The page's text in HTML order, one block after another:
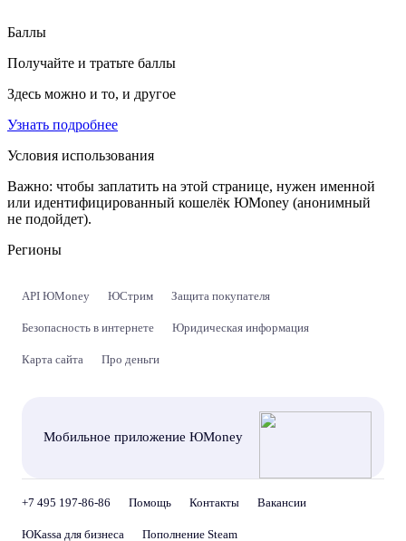
Баллы
Получайте и тратьте баллы
Здесь можно и то, и другое
Узнать подробнее
Условия использования
Важно: чтобы заплатить на этой странице, нужен именной
или идентифицированный кошелёк ЮMoney (анонимный
не подойдет).
Регионы
API ЮMoney ЮСтрим Защита покупателя
Безопасность в интернете Юридическая информация
Карта сайта Про деньги
Мобильное приложение ЮMoney
+7 495 197-86-86 Помощь Контакты Вакансии
ЮKassa для бизнеса Пополнение Steam